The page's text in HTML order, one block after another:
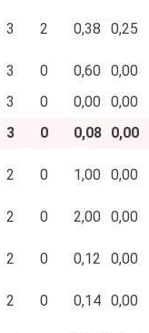
3 2 0,38 0,25
3 0 0,60 0,00
3 0 0,00 0,00
3 0 0,08 0,00
2 0 1,00 0,00
2 0 2,00 0,00
2 0 0,12 0,00
2 0 0,14 0,00